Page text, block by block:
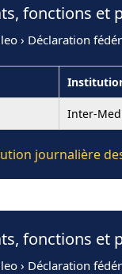
fonctions et
› Déclaration
Inter-
journalière
fonctions et
› Déclaration